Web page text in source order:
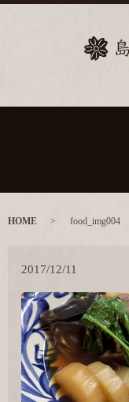
HOME food_img004
2017/12/11